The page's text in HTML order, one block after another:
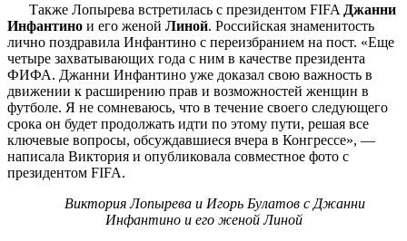
Также Лопырева встретилась с президентом FIFA Джанни
Инфантино и его женой Линой. Российская знаменитость
лично поздравила Инфантино с переизбранием на пост. «Еще
четыре захватывающих года с ним в качестве президента
ФИФА. Джанни Инфантино уже доказал свою важность в
движении к расширению прав и возможностей женщин в
футболе. Я не сомневаюсь, что в течение своего следующего
срока он будет продолжать идти по этому пути, решая все
ключевые вопросы, обсуждавшиеся вчера в Конгрессе», —
написала Виктория и опубликовала совместное фото с
президентом FIFA.
Виктория Лопырева и Игорь Булатов с Джанни
Инфантино и его женой Линой